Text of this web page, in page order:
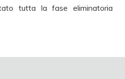
tutta la fase eliminatoria